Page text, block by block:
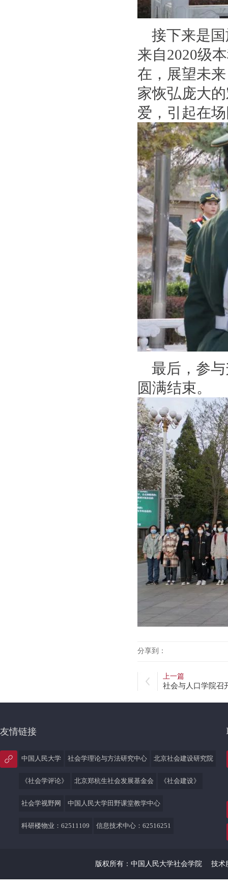
接下来是
来自2020级
在，展望未
家恢弘庞大
爱，引起在
最后，参
圆满结束。
分享到：
上一篇
社会与人口学院召
友情链接
中国人民大学 社会学理论与方法研究中心 北京社会建设研究院
《社会学评论》 北京郑杭生社会发展基金会 《社会建设》
社会学视野网 中国人民大学田野课堂教学中心
科研楼物业：62511109 信息技术中心：62516251
版权所有：中国人民大学社会学院 技术